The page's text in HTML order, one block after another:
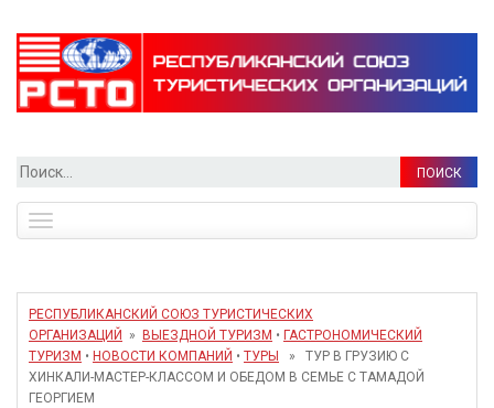
Найти:
navigation
РЕСПУБЛИКАНСКИЙ СОЮЗ ТУРИСТИЧЕСКИХ
ОРГАНИЗАЦИЙ
» ВЫЕЗДНОЙ ТУРИЗМ • ГАСТРОНОМИЧЕСКИЙ
ТУРИЗМ • НОВОСТИ КОМПАНИЙ • ТУРЫ
» ТУР В ГРУЗИЮ С
ХИНКАЛИ-МАСТЕР-КЛАССОМ И ОБЕДОМ В СЕМЬЕ С ТАМАДОЙ
ГЕОРГИЕМ